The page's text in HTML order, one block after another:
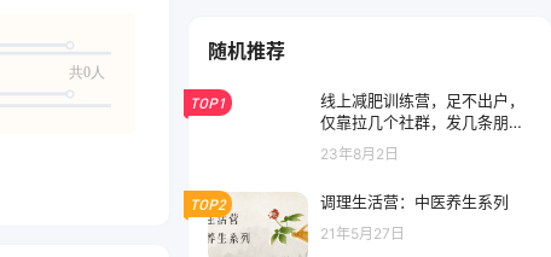
共0人
随机推荐
TOP1
线上减肥训练营，足不出户，
仅靠拉几个社群，发几条朋友
圈，就可以月实现入五位
23年8月2日
TOP2 调理生活营：中医养生系列
21年5月27日